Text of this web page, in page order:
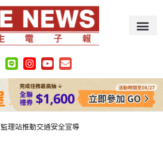
理站推動交通安全宣導